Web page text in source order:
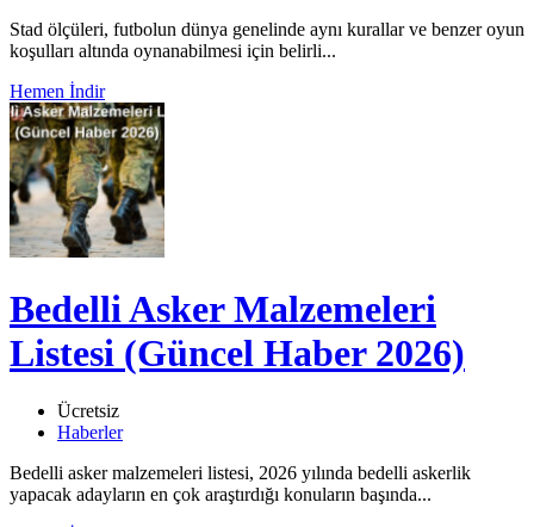
Stad ölçüleri, futbolun dünya genelinde aynı kurallar ve benzer oyun
koşulları altında oynanabilmesi için belirli...
Hemen İndir
Bedelli Asker Malzemeleri
Listesi (Güncel Haber 2026)
Ücretsiz
Haberler
Bedelli asker malzemeleri listesi, 2026 yılında bedelli askerlik
yapacak adayların en çok araştırdığı konuların başında...